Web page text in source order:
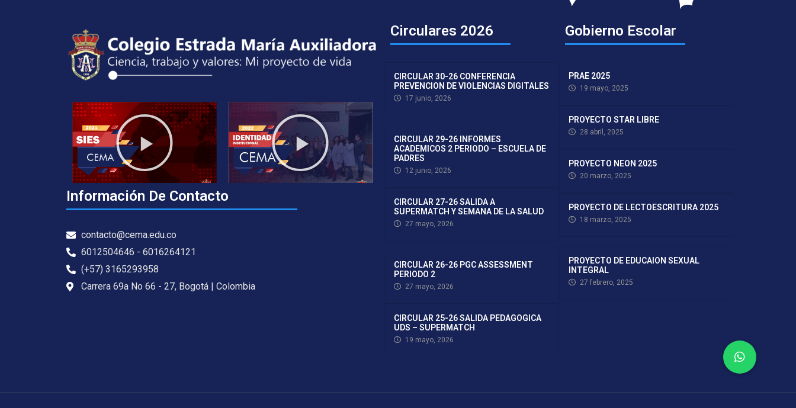
Información De Contacto
contacto@cema.edu.co
6012504646 - 6016264121
(+57) 3165293958
Carrera 69a No 66 - 27, Bogotá | Colombia
Circulares 2026
CIRCULAR 30-26 CONFERENCIA
PREVENCION DE VIOLENCIAS DIGITALES
17 junio, 2026
CIRCULAR 29-26 INFORMES
ACADEMICOS 2 PERIODO – ESCUELA DE
PADRES
12 junio, 2026
CIRCULAR 27-26 SALIDA A
SUPERMATCH Y SEMANA DE LA SALUD
27 mayo, 2026
CIRCULAR 26-26 PGC ASSESSMENT
PERIODO 2
27 mayo, 2026
CIRCULAR 25-26 SALIDA PEDAGOGICA
UDS – SUPERMATCH
19 mayo, 2026
Gobierno Escolar
PRAE 2025
19 mayo, 2025
PROYECTO STAR LIBRE
28 abril, 2025
PROYECTO NEON 2025
20 marzo, 2025
PROYECTO DE LECTOESCRITURA 2025
18 marzo, 2025
PROYECTO DE EDUCAION SEXUAL
INTEGRAL
27 febrero, 2025